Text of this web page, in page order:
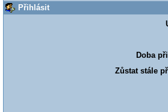
Přihlásit
Doba
Zůstat stále